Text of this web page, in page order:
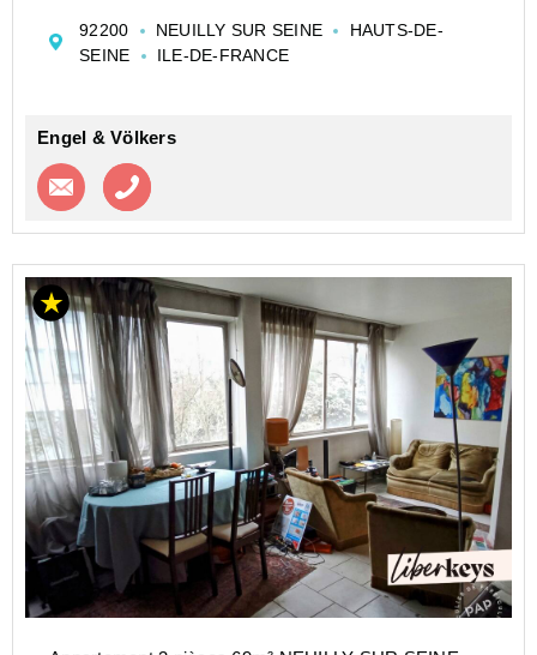
à Neuilly-sur-Seine.
Disposition et atouts
92200 NEUILLY SUR SEINE
HAUTS-DE-
SEINE
ILE-DE-FRANCE
Engel & Völkers
Contacter l'agence